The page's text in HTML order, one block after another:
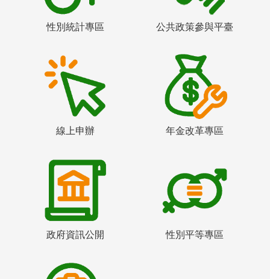
性別統計專區 公共政策參與平臺
線上申辦 年金改革專區
政府資訊公開 性別平等專區